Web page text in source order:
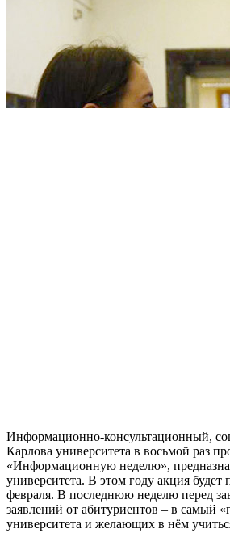
Информационно-консультационный,
Карлова университета в восьмой раз
«Информационную неделю»,
университета. В этом году акция будет
февраля. В последнюю неделю перед
заявлений от абитуриентов – в самый
университета и желающих в нём